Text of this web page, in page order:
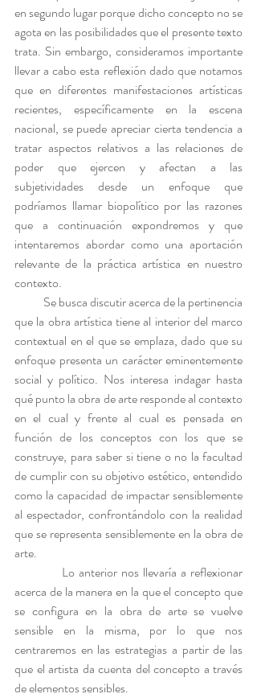
en segundo lugar porque dicho concepto no se
agota en las posibilidades que el presente texto
trata. Sin embargo, consideramos importante
llevar a cabo esta reflexión dado que notamos
que en diferentes manifestaciones artísticas
recientes, específicamente en la escena
nacional, se puede apreciar cierta tendencia a
tratar aspectos relativos a las relaciones de
poder que ejercen y afectan a las
subjetividades desde un enfoque que
podríamos llamar biopolítico por las razones
que a continuación expondremos y que
intentaremos abordar como una aportación
relevante de la práctica artística en nuestro
contexto.
Se busca discutir acerca de la pertinencia
que la obra artística tiene al interior del marco
contextual en el que se emplaza, dado que su
enfoque presenta un carácter eminentemente
social y político. Nos interesa indagar hasta
qué punto la obra de arte responde al contexto
en el cual y frente al cual es pensada en
función de los conceptos con los que se
construye, para saber si tiene o no la facultad
de cumplir con su objetivo estético, entendido
como la capacidad de impactar sensiblemente
al espectador, confrontándolo con la realidad
que se representa sensiblemente en la obra de
arte.
Lo anterior nos llevaría a reflexionar
acerca de la manera en la que el concepto que
se configura en la obra de arte se vuelve
sensible en la misma, por lo que nos
centraremos en las estrategias a partir de las
que el artista da cuenta del concepto a través
de elementos sensibles.